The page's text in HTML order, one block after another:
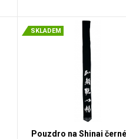
SKLADEM
Pouzdro na Shinai černé